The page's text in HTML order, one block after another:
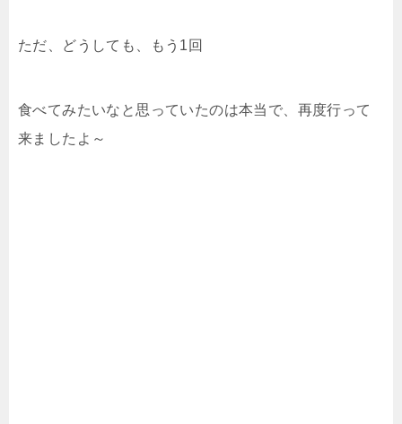
ただ、どうしても、もう1回
食べてみたいなと思っていたのは本当で、再度行って
来ましたよ～